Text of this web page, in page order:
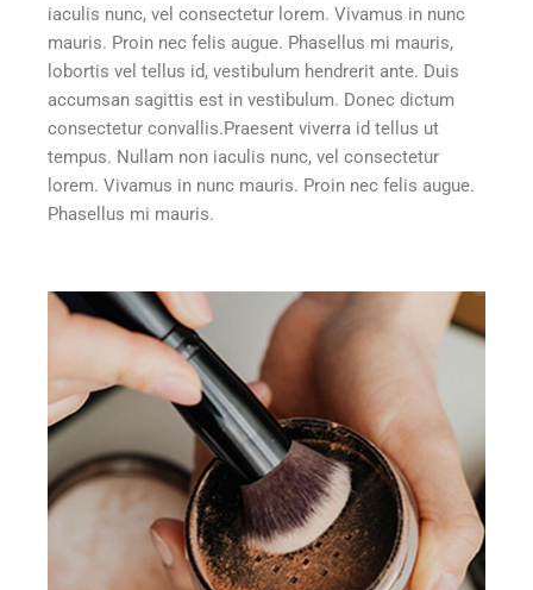
iaculis nunc, vel consectetur lorem. Vivamus in nunc
mauris. Proin nec felis augue. Phasellus mi mauris,
lobortis vel tellus id, vestibulum hendrerit ante. Duis
accumsan sagittis est in vestibulum. Donec dictum
consectetur convallis.Praesent viverra id tellus ut
tempus. Nullam non iaculis nunc, vel consectetur
lorem. Vivamus in nunc mauris. Proin nec felis augue.
Phasellus mi mauris.